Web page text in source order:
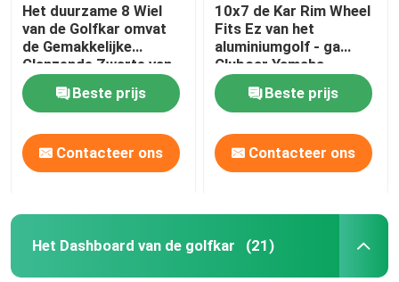
Het duurzame 8 Wiel
van de Golfkar omvat
de Gemakkelijke
Glanzende Zwarte van
de Installatie Diepe
SchotelBeste prijs
Contacteer ons
10x7 de Kar Rim Wheel
Fits Ez van het
aluminiumgolf - ga
Clubcar Yamaha
Tomberlin Harley
Beste prijs
Contacteer ons
Het Dashboard van de golfkar (21)